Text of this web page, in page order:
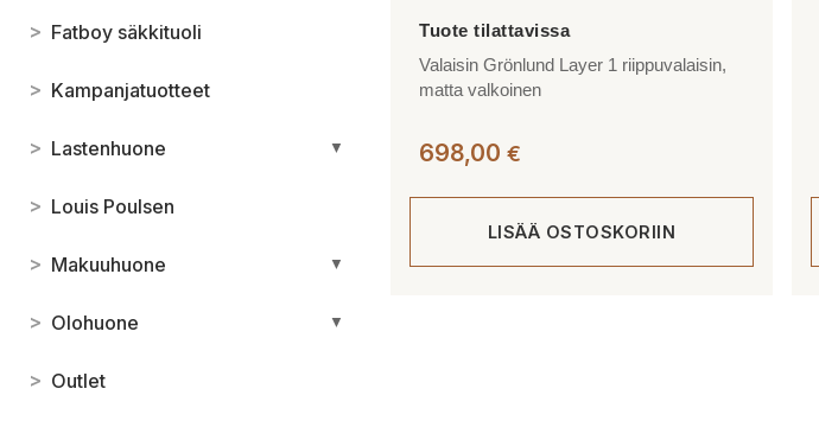
> Fatboy säkkituoli
> Kampanjatuotteet
> Lastenhuone ▼
> Louis Poulsen
> Makuuhuone ▼
> Olohuone ▼
> Outlet
Valaisin Grönlund Layer 1 riippuvalaisin,
matta valkoinen
698,00 €
LISÄÄ OSTOSKORIIN